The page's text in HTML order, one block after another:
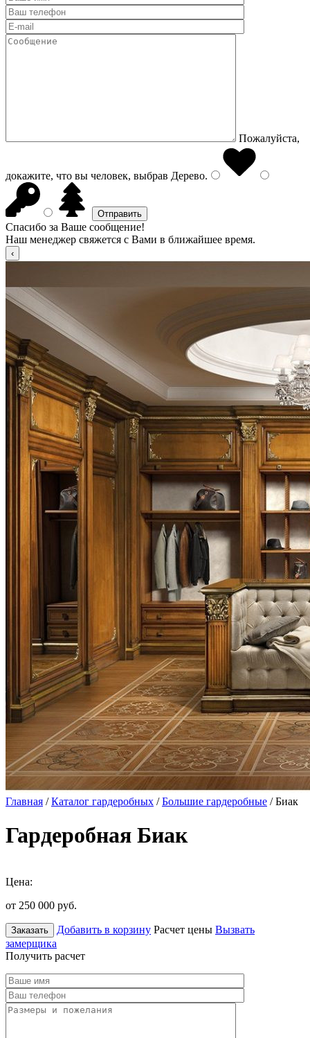
Пожалуйста,
докажите, что вы человек, выбрав Дерево.
Спасибо за Ваше сообщение!
Наш менеджер свяжется с Вами в ближайшее время.
Главная /Каталог гардеробных /Большие гардеробные / Биак
Гардеробная Биак
Цена:
от 250 000 руб.
Заказать Добавить в корзину Расчет цены Вызвать
замерщика
Получить расчет